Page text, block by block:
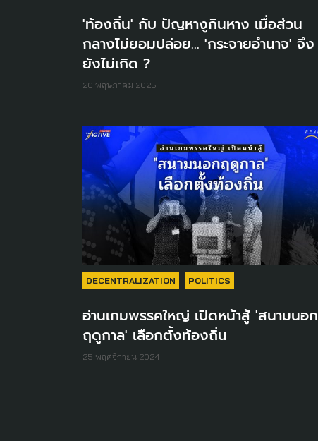
'ท้องถิ่น' กับ ปัญหางูกินหาง เมื่อส่วน
กลางไม่ยอมปล่อย... 'กระจายอำนาจ' จึง
ยังไม่เกิด ?
20 พฤษภาคม 2025
DECENTRALIZATION POLITICS
อ่านเกมพรรคใหญ่ เปิดหน้าสู้ 'สนามนอก
ฤดูกาล' เลือกตั้งท้องถิ่น
25 พฤศจิกายน 2024